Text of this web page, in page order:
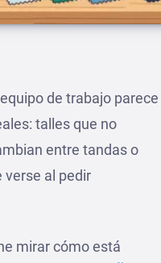
de trabajo parece
talles que no
entre tandas o
verse al pedir
mirar cómo está